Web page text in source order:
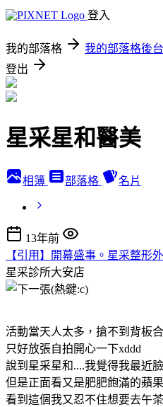
登入
我的部落格 我的部落格後台
登出
星采星和醫美
相簿 部落格 名片
13年前
【引用】開幕盛事。星采整形
星采診所大安店
活動當天人太多，搶不到背板
只好放張自拍開心一下xddd
說到星采星和....我覺得我最近
但是正面看又是肥肥飽滿的蘋
看到這個我又忍不住想要去午